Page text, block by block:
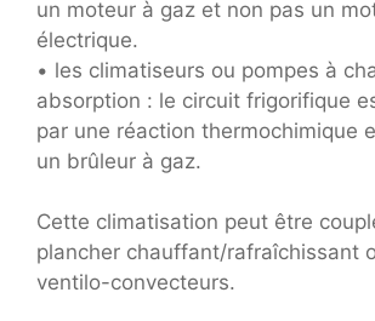
un moteur à gaz et non pas un
électrique.
• les climatiseurs ou pompes à
absorption : le circuit frigorifique
par une réaction thermochimique
un brûleur à gaz.
Cette climatisation peut être
plancher chauffant/rafraîchissant
ventilo-convecteurs.